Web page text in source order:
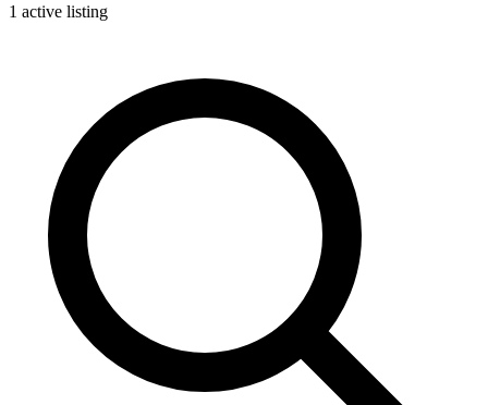
1 active listing